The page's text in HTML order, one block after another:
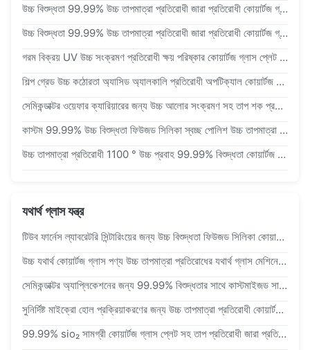
উচ্চ বিশুদ্ধতা 99.99% উচ্চ তাপমাত্রা প্রতিরোধী জারা প্রতিরোধী কোয়ার্টজ গ্লাস আয়তক্ষেত্রাকার বর্গক্ষেত্র শীট
উচ্চ বিশুদ্ধতা 99.99% উচ্চ তাপমাত্রা প্রতিরোধী জারা প্রতিরোধী কোয়ার্টজ গ্লাস গোলাকার প্লেট
গরম বিক্রয় UV উচ্চ সংক্রমণ প্রতিরোধী ক্ষয় পরিষ্কার কোয়ার্টজ গ্লাস প্লেট ল্যাব সরঞ্জাম জন্য যথার্থ যন্ত্রপাতি সঙ্গে
শিল্প গ্রেড উচ্চ কঠোরতা অ্যাসিড অ্যালকালি প্রতিরোধী অপটিক্যাল কোয়ার্টজ গ্লাস প্লেট অ্যানিলড স্ট্রেস মুক্ত কোয়ার্টজ উইন্ডো
সেমিকন্ডাক্টর ওয়েফার ক্যারিয়ারের জন্য উচ্চ আলোর সংক্রমণ সহ তাপ শক প্রতিরোধী ডাবল সাইড পোলিশ কোয়ার্টজ গ্লাস প্লেট
কাস্টম 99.99% উচ্চ বিশুদ্ধতা ফিউজড সিলিকা স্বচ্ছ পোলিশ উচ্চ তাপমাত্রা প্রতিরোধী কোয়ার্টজ গ্লাস প্লেট
উচ্চ তাপমাত্রা প্রতিরোধী 1100 ° উচ্চ প্রবাহ 99.99% বিশুদ্ধতা কোয়ার্টজ গ্লাস প্লেট এবং ফিউজড সিলিকা ওয়েফার
যথার্থ গ্লাস যন্ত্র
টিউব ফার্নেস ল্যাবরেটরি সিন্টারিংয়ের জন্য উচ্চ বিশুদ্ধতা ফিউজড সিলিকা কোয়ার্টজ বোট উচ্চ তাপমাত্রা প্রতিরোধী কোয়ার্টজ বোট
উচ্চ যথার্থ কোয়ার্টজ গ্লাস পণ্য উচ্চ তাপমাত্রা প্রতিরোধের যথার্থ গ্লাস মেশিনে কোয়ার্টজ বোট নিযুক্ত
সেমিকন্ডাক্টর অ্যাপ্লিকেশনের জন্য 99.99% বিশুদ্ধতার সাথে কাস্টমাইজড সাইজ উচ্চ তাপমাত্রা প্রতিরোধী কোয়ার্টজ প্লেট
সুনির্দিষ্ট মাইক্রো হোল প্রক্রিয়াকরণের জন্য উচ্চ তাপমাত্রা প্রতিরোধী কোয়ার্টজ লেজার ড্রিলিং শীট
99.99% sio₂ সামগ্রী কোয়ার্টজ গ্লাস প্লেট সহ তাপ প্রতিরোধী জারা প্রতিরোধী ফিউজড সিলিকা উইন্ডো